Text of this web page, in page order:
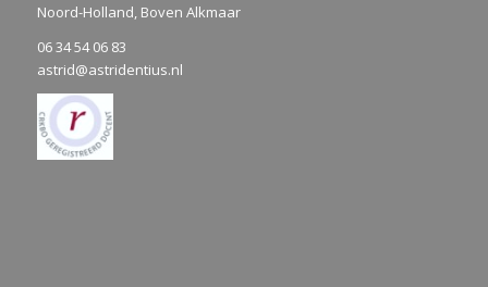
Noord-Holland, Boven Alkmaar
06 34 54 06 83
astrid@astridentius.nl